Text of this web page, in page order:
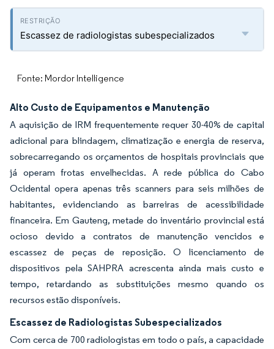
Escassez de radiologistas subespecializados
Fonte: Mordor Intelligence
Alto Custo de Equipamentos e Manutenção
A aquisição de IRM frequentemente requer 30-40% de capital
adicional para blindagem, climatização e energia de reserva,
sobrecarregando os orçamentos de hospitais provinciais que
já operam frotas envelhecidas. A rede pública do Cabo
Ocidental opera apenas três scanners para seis milhões de
habitantes, evidenciando as barreiras de acessibilidade
financeira. Em Gauteng, metade do inventário provincial está
ocioso devido a contratos de manutenção vencidos e
escassez de peças de reposição. O licenciamento de
dispositivos pela SAHPRA acrescenta ainda mais custo e
tempo, retardando as substituições mesmo quando os
recursos estão disponíveis.
Escassez de Radiologistas Subespecializados
Com cerca de 700 radiologistas em todo o país, a capacidade